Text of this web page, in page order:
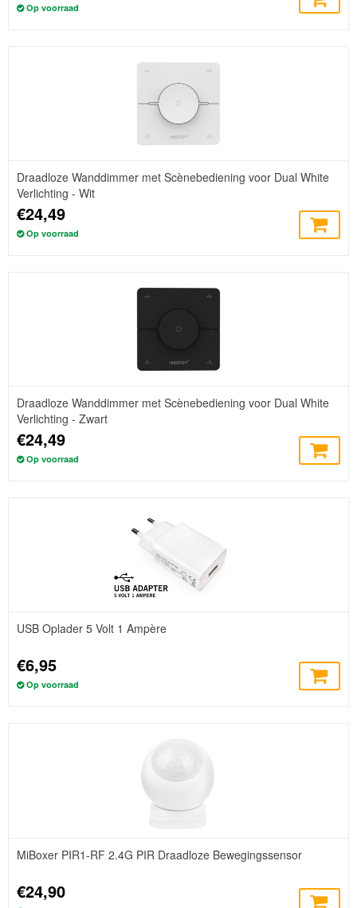
Op voorraad
Draadloze Wanddimmer met Scènebediening voor Dual White
Verlichting - Wit
€24,49
Op voorraad
Draadloze Wanddimmer met Scènebediening voor Dual White
Verlichting - Zwart
€24,49
Op voorraad
USB Oplader 5 Volt 1 Ampère
€6,95
Op voorraad
MiBoxer PIR1-RF 2.4G PIR Draadloze Bewegingssensor
€24,90